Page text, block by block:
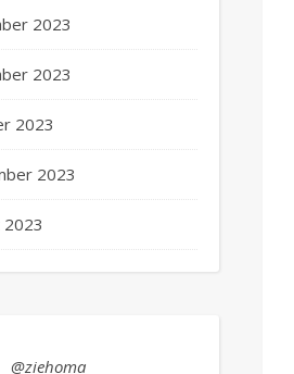
2023
2023
2023
2023
2023
@ziehoma